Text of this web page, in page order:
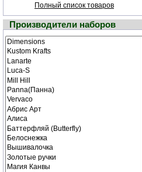
Полный список товаров
Производители наборов